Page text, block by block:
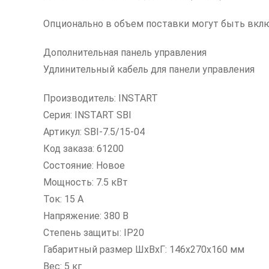
Опционально в объем поставки могут быть
Дополнительная панель управления
Удлинительный кабель для панели управления
Производитель: INSTART
Серия: INSTART SBI
Артикул: SBI-7.5/15-04
Код заказа: 61200
Состояние: Новое
Мощность: 7.5 кВт
Ток: 15 А
Напряжение: 380 В
Степень защиты: IP20
Габаритный размер ШxВxГ: 146x270x160 мм
Вес: 5 кг